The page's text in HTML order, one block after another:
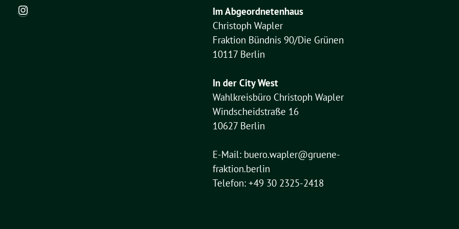
Instagram
Im Abgeordnetenhaus
Christoph Wapler
Fraktion Bündnis 90/Die Grünen
10117 Berlin
In der City West
Wahlkreisbüro Christoph Wapler
Windscheidstraße 16
10627 Berlin
E-Mail: buero.wapler@gruene-
fraktion.berlin
Telefon: +49 30 2325-2418